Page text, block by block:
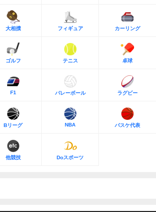
大相撲 フィギュア カーリング
ゴルフ テニス 卓球
F1 バレーボール ラグビー
Bリーグ NBA バスケ代表
他競技 Doスポーツ